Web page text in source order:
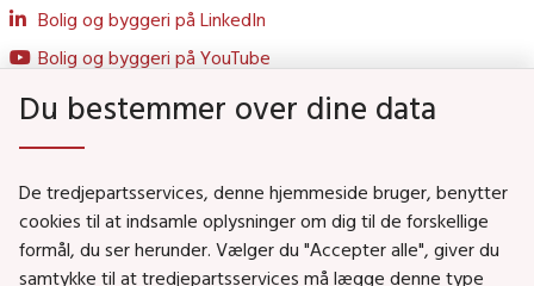
Bolig og byggeri på LinkedIn
Bolig og byggeri på YouTube
Social- og Boligministeriet
Job i Social- og Boligstyrelsen
Du bestemmer over dine data
De tredjepartsservices, denne hjemmeside bruger, benytter
cookies til at indsamle oplysninger om dig til de forskellige
formål, du ser herunder. Vælger du "Accepter alle", giver du
samtykke til at tredjepartsservices må lægge denne type